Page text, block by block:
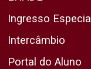
Ingresso Especial
Intercâmbio
Portal do Aluno